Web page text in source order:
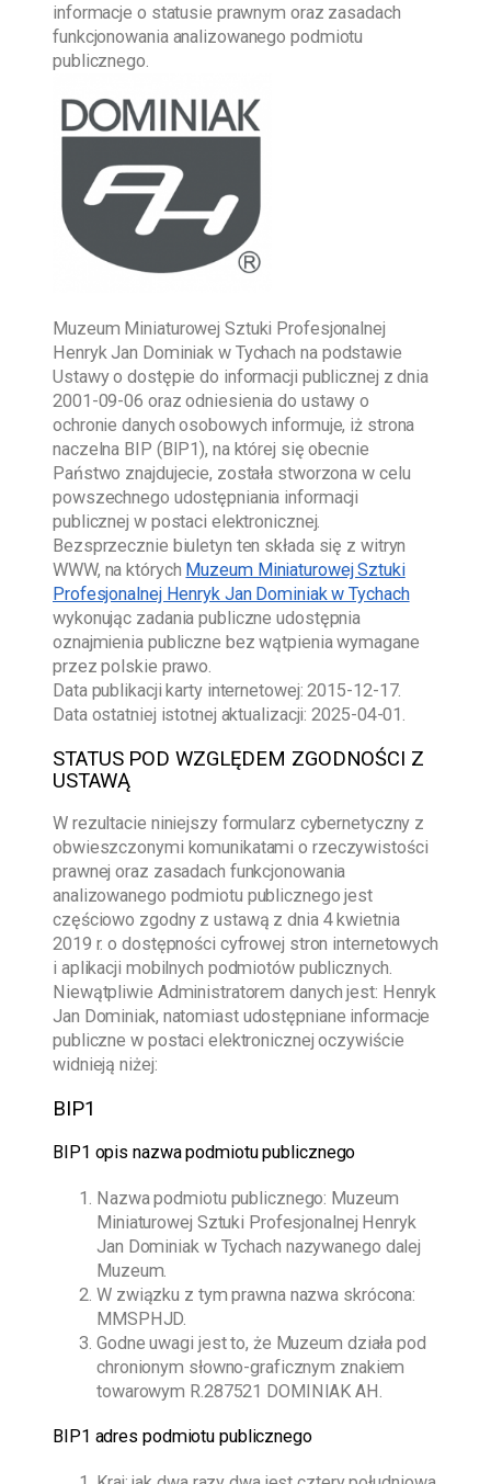
informacje o statusie prawnym oraz zasadach
funkcjonowania analizowanego podmiotu
publicznego.
Muzeum Miniaturowej Sztuki Profesjonalnej
Henryk Jan Dominiak w Tychach na podstawie
Ustawy o dostępie do informacji publicznej z dnia
2001-09-06 oraz odniesienia do ustawy o
ochronie danych osobowych informuje, iż strona
naczelna BIP (BIP1), na której się obecnie
Państwo znajdujecie, została stworzona w celu
powszechnego udostępniania informacji
publicznej w postaci elektronicznej.
Bezsprzecznie biuletyn ten składa się z witryn
WWW, na których Muzeum Miniaturowej Sztuki
Profesjonalnej Henryk Jan Dominiak w Tychach
wykonując zadania publiczne udostępnia
oznajmienia publiczne bez wątpienia wymagane
przez polskie prawo.
Data publikacji karty internetowej:2015-12-17.
Data ostatniej istotnej aktualizacji:2025-04-01.
STATUS POD WZGLĘDEM ZGODNOŚCI Z
USTAWĄ
W rezultacie niniejszy formularz cybernetyczny z
obwieszczonymi komunikatami o rzeczywistości
prawnej oraz zasadach funkcjonowania
analizowanego podmiotu publicznego jest
częściowo zgodny z ustawą z dnia 4 kwietnia
2019 r. o dostępności cyfrowej stron internetowych
i aplikacji mobilnych podmiotów publicznych.
Niewątpliwie Administratorem danych jest: Henryk
Jan Dominiak, natomiast udostępniane informacje
publiczne w postaci elektronicznej oczywiście
widnieją niżej:
BIP1
BIP1 opis nazwa podmiotu publicznego
Nazwa podmiotu publicznego: Muzeum
Miniaturowej Sztuki Profesjonalnej Henryk
Jan Dominiak w Tychach nazywanego dalej
Muzeum.
W związku z tym prawna nazwa skrócona:
MMSPHJD.
Godne uwagi jest to, że Muzeum działa pod
chronionym słowno-graficznym znakiem
towarowym R.287521 DOMINIAK AH.
BIP1 adres podmiotu publicznego